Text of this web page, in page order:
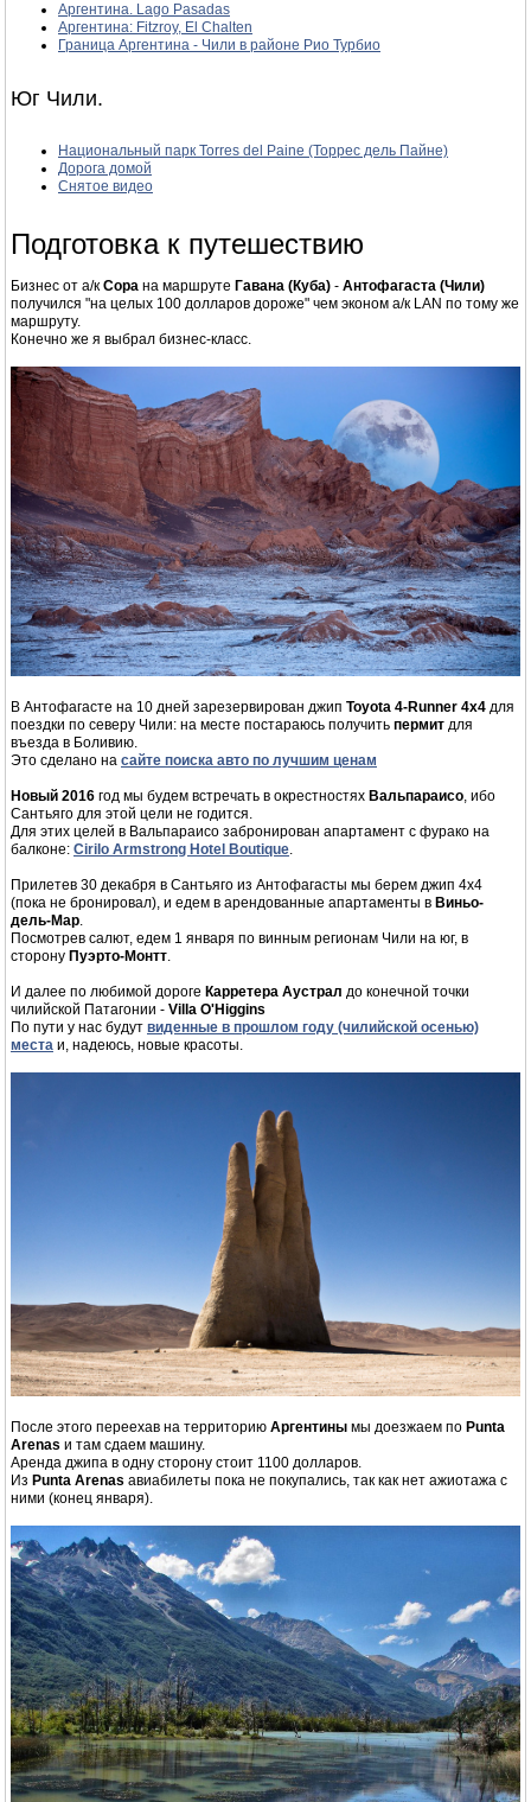
Аргентина. Lago Pasadas
Аргентина: Fitzroy, El Chalten
Граница Аргентина - Чили в районе Рио Турбио
Юг Чили.
Национальный парк Torres del Paine (Торрес дель Пайне)
Дорога домой
Снятое видео
Подготовка к путешествию
Бизнес от а/к Copa на маршруте Гавана (Куба) - Антофагаста (Чили)
получился "на целых 100 долларов дороже" чем эконом а/к LAN по тому же
маршруту.
Конечно же я выбрал бизнес-класс.
В Антофагасте на 10 дней зарезервирован джип Toyota 4-Runner 4x4 для
поездки по северу Чили: на месте постараюсь получить пермит для
въезда в Боливию.
Это сделано на сайте поиска авто по лучшим ценам
Новый 2016 год мы будем встречать в окрестностях Вальпараисо , ибо
Сантьяго для этой цели не годится.
Для этих целей в Вальпараисо забронирован апартамент с фурако на
балконе: Cirilo Armstrong Hotel Boutique
Прилетев 30 декабря в Сантьяго из Антофагасты мы берем джип 4x4
(пока не бронировал), и едем в арендованные апартаменты в Виньо-
дель-Мар
Посмотрев салют, едем 1 января по винным регионам Чили на юг, в
сторону Пуэрто-Монтт
И далее по любимой дороге Карретера Аустрал до конечной точки
чилийской Патагонии - Villa O'Higgins
По пути у нас будут виденные в прошлом году (чилийской осенью)
места и, надеюсь, новые красоты.
После этого переехав на территорию Аргентины мы доезжаем по Punta
Arenas и там сдаем машину.
Аренда джипа в одну сторону стоит 1100 долларов.
Из Punta Arenas авиабилеты пока не покупались, так как нет ажиотажа с
ними (конец января).